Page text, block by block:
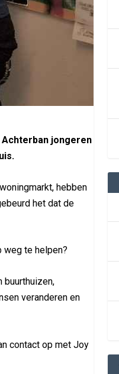
Achterban jongeren
hebben
het dat de
weg te helpen?
buurthuizen,
veranderen en
contact op met Joy